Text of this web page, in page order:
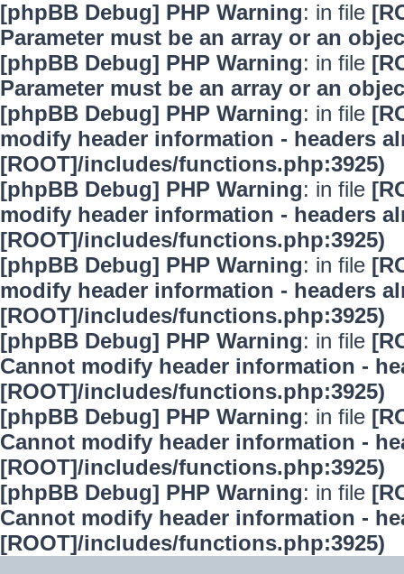
[phpBB Debug] PHP Warning: in file
Parameter must be an array or an
[phpBB Debug] PHP Warning: in file
Parameter must be an array or an
[phpBB Debug] PHP Warning: in file
modify header information - headers
[ROOT]/includes/functions.php:3925)
[phpBB Debug] PHP Warning: in file
modify header information - headers
[ROOT]/includes/functions.php:3925)
[phpBB Debug] PHP Warning: in file
modify header information - headers
[ROOT]/includes/functions.php:3925)
[phpBB Debug] PHP Warning: in file
Cannot modify header information -
[ROOT]/includes/functions.php:3925)
[phpBB Debug] PHP Warning: in file
Cannot modify header information -
[ROOT]/includes/functions.php:3925)
[phpBB Debug] PHP Warning: in file
Cannot modify header information -
[ROOT]/includes/functions.php:3925)